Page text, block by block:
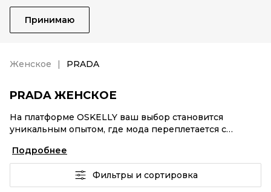
Принимаю
Женское PRADA
PRADA ЖЕНСКОЕ
На платформе OSKELLY ваш выбор становится
уникальным опытом, где мода переплетается с
аутентификация каждого заказа – PRADA Женское от
селлеров OSKELLY с быстрой доставкой по России.
Ваш стиль не ждет, и мы тоже! Винтажные изделия
или PRADA Женское из новых коллекций –
Подробнее
Фильтры и сортировка